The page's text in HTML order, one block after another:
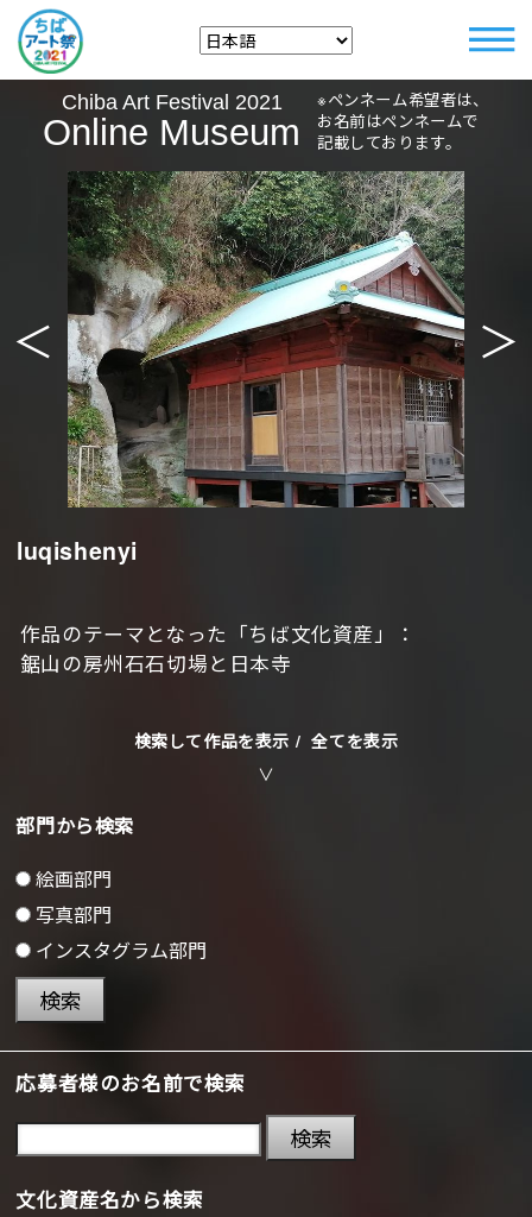
Chiba Art Festival 2021
Online Museum
※ペンネーム希望者は、
お名前はペンネームで
記載しております。
＜ ＞
luqishenyi
作品のテーマとなった「ちば文化資産」：
鋸山の房州石石切場と日本寺
検索して作品を表示 / 全てを表示
部門から検索
絵画部門
写真部門
インスタグラム部門
検索
応募者様のお名前で検索
検索
文化資産名から検索